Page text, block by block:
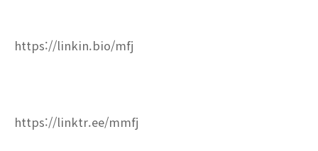
https://linkin.bio/mfj
https://linktr.ee/mmfj